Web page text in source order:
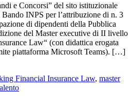
e Concorsi” del sito istituzionale
INPS per l’attribuzione di n. 3
di dipendenti della Pubblica
del Master executive di II livello
Law“ (con didattica erogata
piattaforma Microsoft Teams). […]
Financial Insurance Law, master